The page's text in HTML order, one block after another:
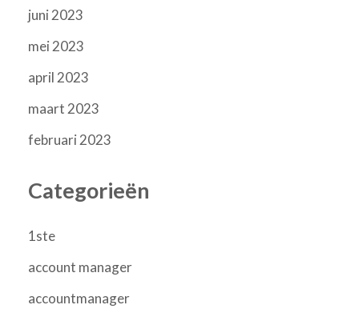
juni 2023
mei 2023
april 2023
maart 2023
februari 2023
Categorieën
1ste
account manager
accountmanager